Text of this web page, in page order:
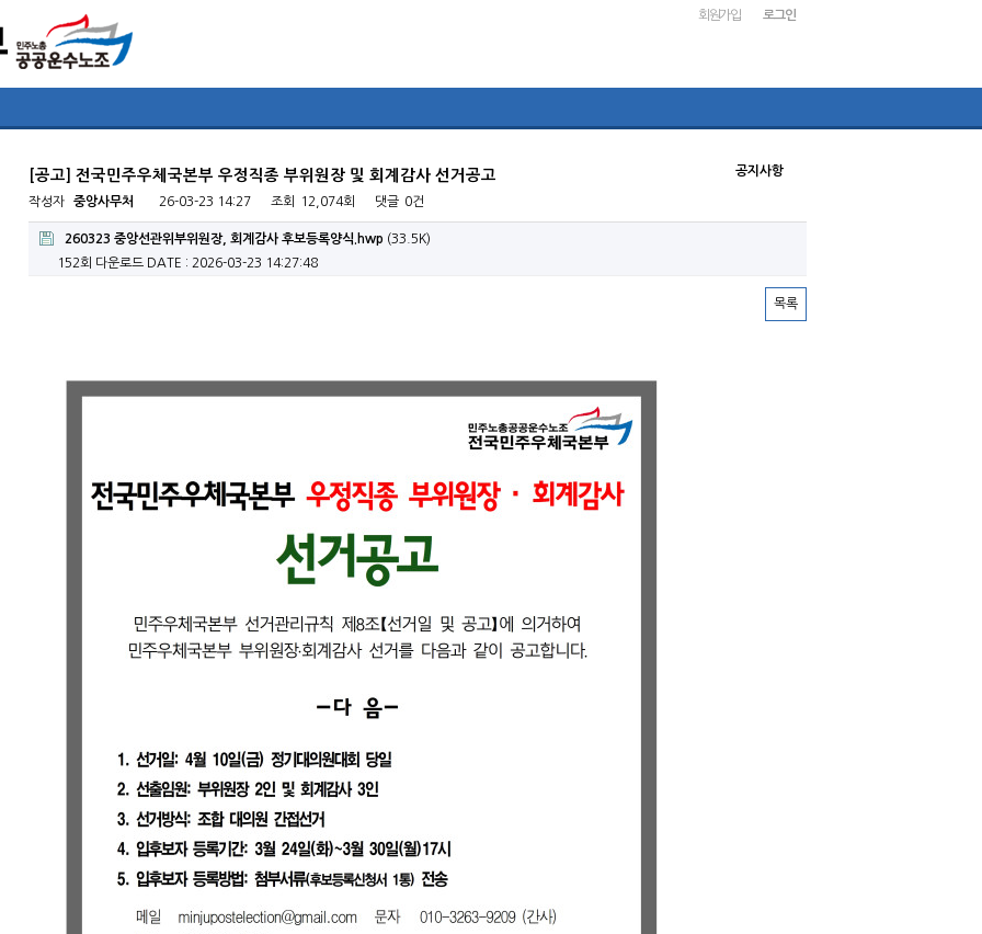
회원가입 로그인
공지사항
[공고] 전국민주우체국본부 우정직종 부위원장 및 회계감사 선거공고
작성자 중앙사무처 26-03-23 14:27 조회 12,074회 댓글 0건
260323 중앙선관위부위원장, 회계감사 후보등록양식.hwp (33.5K)
152회 다운로드 DATE : 2026-03-23 14:27:48
목록